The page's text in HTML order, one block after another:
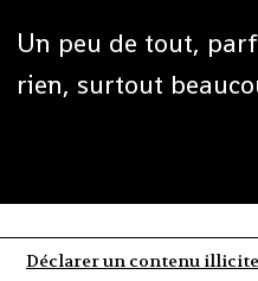
Un peu de tout,
rien, surtout
Déclarer un contenu illicite